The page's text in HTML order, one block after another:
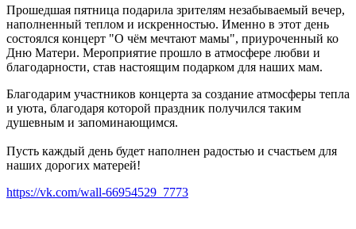
Прошедшая пятница подарила зрителям незабываемый вечер,
наполненный теплом и искренностью. Именно в этот день
состоялся концерт "О чём мечтают мамы", приуроченный ко
Дню Матери. Мероприятие прошло в атмосфере любви и
благодарности, став настоящим подарком для наших мам.
Благодарим участников концерта за создание атмосферы тепла
и уюта, благодаря которой праздник получился таким
душевным и запоминающимся.
Пусть каждый день будет наполнен радостью и счастьем для
наших дорогих матерей!
https://vk.com/wall-66954529_7773